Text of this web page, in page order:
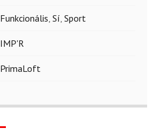
Funkcionális, Sí, Sport
IMP'R
PrimaLoft